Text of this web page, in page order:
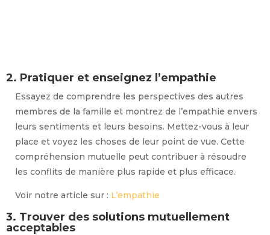
2. Pratiquer et enseignez l’empathie
Essayez de comprendre les perspectives des autres
membres de la famille et montrez de l’empathie envers
leurs sentiments et leurs besoins. Mettez-vous à leur
place et voyez les choses de leur point de vue. Cette
compréhension mutuelle peut contribuer à résoudre
les conflits de manière plus rapide et plus efficace.
Voir notre article sur : L’empathie
3. Trouver des solutions mutuellement
acceptables